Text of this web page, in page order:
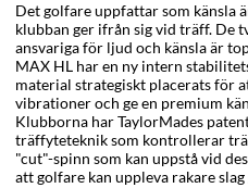
Det golfare uppfattar som känsla
klubban ger ifrån sig vid träff. De
ansvariga för ljud och känsla är
MAX HL har en ny intern
material strategiskt placerats för
vibrationer och ge en premium
Klubborna har TaylorMades
träffyteteknik som kontrollerar
"cut"-spinn som kan uppstå vid
att golfare kan uppleva rakare